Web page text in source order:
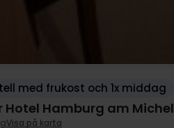
med frukost och 1x middag
Hotel Hamburg am Michel
Visa på karta